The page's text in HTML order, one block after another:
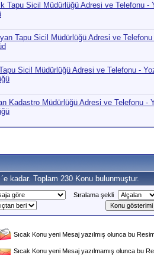
Tapu Sicil Müdürlüğü Adresi ve Telefonu -
Tapu Sicil Müdürlüğü Adresi ve
Sicil Müdürlüğü Adresi ve Telefonu -
Kadastro Müdürlüğü Adresi ve Telefonu -
kadar. Toplam 230 Konu bulunmuştur.
Sıralama şekli
Sıcak Konu yeni Mesaj yazılmış olunca bu
Sıcak Konu yeni Mesaj yazılmamış olunca bu